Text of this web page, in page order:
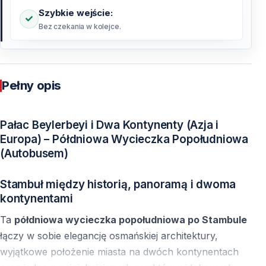
Szybkie wejście:
Bez czekania w kolejce.
Pełny opis
Pałac Beylerbeyi i Dwa Kontynenty (Azja i
Europa) – Półdniowa Wycieczka Popołudniowa
(Autobusem)
Stambuł między historią, panoramą i dwoma
kontynentami
Ta półdniowa wycieczka popołudniowa po Stambule
łączy w sobie elegancję osmańskiej architektury,
wyjątkowe położenie miasta na dwóch kontynentach